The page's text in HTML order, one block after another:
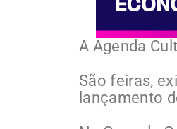
A Agenda
São feiras,
lançamento